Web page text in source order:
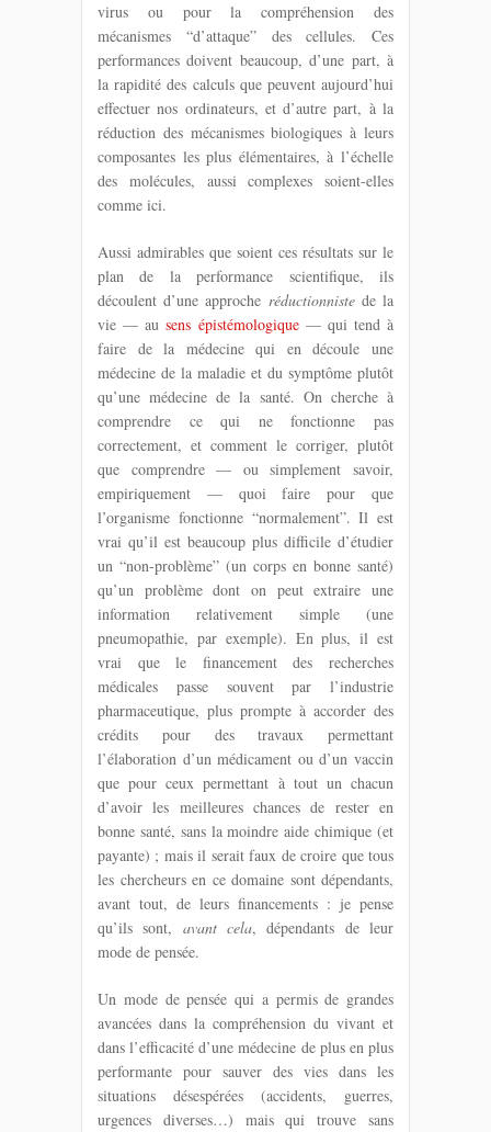
virus ou pour la compréhension des
mécanismes “d’attaque” des cellules. Ces
performances doivent beaucoup, d’une part, à
la rapidité des calculs que peuvent aujourd’hui
effectuer nos ordinateurs, et d’autre part, à la
réduction des mécanismes biologiques à leurs
composantes les plus élémentaires, à l’échelle
des molécules, aussi complexes soient-elles
comme ici.
Aussi admirables que soient ces résultats sur le
plan de la performance scientifique, ils
découlent d’une approche réductionnistede la
vie — ausens épistémologique— qui tend à
faire de la médecine qui en découle une
médecine de la maladie et du symptôme plutôt
qu’une médecine de la santé. On cherche à
comprendre ce qui ne fonctionne pas
correctement, et comment le corriger, plutôt
que comprendre — ou simplement savoir,
empiriquement — quoi faire pour que
l’organisme fonctionne “normalement”. Il est
vrai qu’il est beaucoup plus difficile d’étudier
un “non-problème” (un corps en bonne santé)
qu’un problème dont on peut extraire une
information relativement simple (une
pneumopathie, par exemple). En plus, il est
vrai que le financement des recherches
médicales passe souvent par l’industrie
pharmaceutique, plus prompte à accorder des
crédits pour des travaux permettant
l’élaboration d’un médicament ou d’un vaccin
que pour ceux permettant à tout un chacun
d’avoir les meilleures chances de rester en
bonne santé, sans la moindre aide chimique (et
payante) ; mais il serait faux de croire que tous
les chercheurs en ce domaine sont dépendants,
avant tout, de leurs financements : je pense
qu’ils sont, avant cela, dépendants de leur
mode de pensée.
Un mode de pensée qui a permis de grandes
avancées dans la compréhension du vivant et
dans l’efficacité d’une médecine de plus en plus
performante pour sauver des vies dans les
situations désespérées (accidents, guerres,
urgences diverses…) mais qui trouve sans